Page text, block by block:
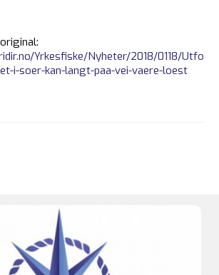
Yrkesfiske/Nyheter/2018/0118/Utfo
i-soer-kan-langt-paa-vei-vaere-loest